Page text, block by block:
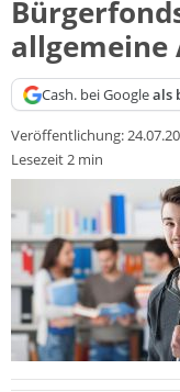
Cash. bei Googleals
Veröffentlichung:
Lesezeit 2 min